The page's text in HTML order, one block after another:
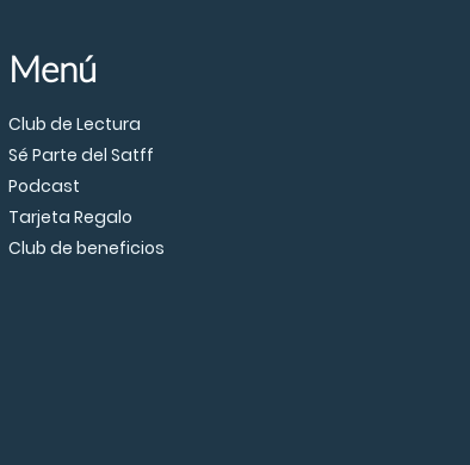
Menú
Club de Lectura
Sé Parte del Satff
Podcast
Tarjeta Regalo
Club de beneficios